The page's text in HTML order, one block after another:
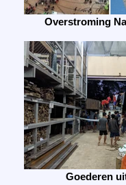
Overstroming
Goederen